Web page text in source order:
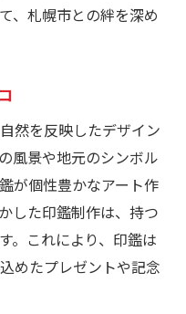
、札幌市との絆を深め
然を反映したデザイン
風景や地元のシンボル
が個性豊かなアート作
した印鑑制作は、持つ
。これにより、印鑑は
めたプレゼントや記念